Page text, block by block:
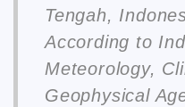
Tengah,
According to
Meteorology,
Geophysical